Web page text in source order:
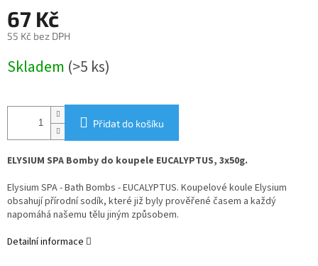
67 Kč
55 Kč bez DPH
cena:
Skladem (>5 ks)
Přidat do košíku
ELYSIUM SPA Bomby do koupele EUCALYPTUS, 3x50g.
Elysium SPA - Bath Bombs - EUCALYPTUS. Koupelové koule Elysium
obsahují přírodní sodík, které již byly prověřené časem a každý
napomáhá našemu tělu jiným způsobem.
Detailní informace